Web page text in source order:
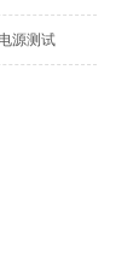
源测试